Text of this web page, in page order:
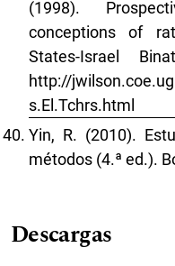
(1998).
conceptions of
States-Israel
http://
s.El.Tchrs.html
Yin, R. (2010).
métodos (4.ª ed.).
Descargas